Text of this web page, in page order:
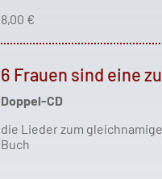
8,00 €
6 Frauen sind eine
Doppel-CD
die Lieder zum
Buch